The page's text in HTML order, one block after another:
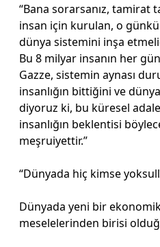
“Bana sorarsanız, tamirat
insan için kurulan, o günkü
dünya sistemini inşa
Bu 8 milyar insanın her
Gazze, sistemin aynası
insanlığın bittiğini ve
diyoruz ki, bu küresel
insanlığın beklentisi
meşruiyettir.”
“Dünyada hiç kimse
Dünyada yeni bir
meselelerinden birisi